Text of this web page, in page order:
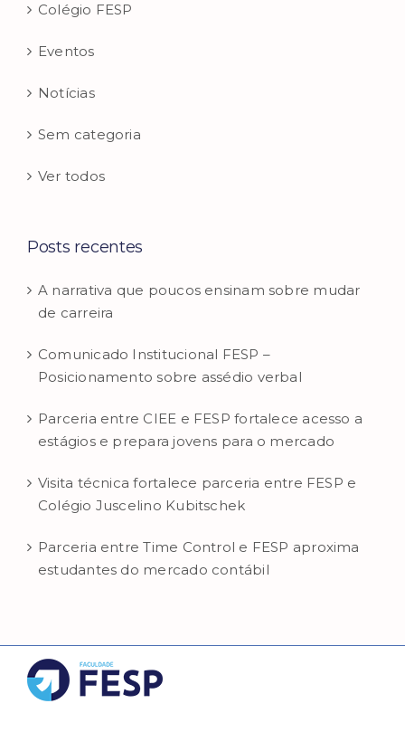
Colégio FESP
Eventos
Notícias
Sem categoria
Ver todos
Posts recentes
A narrativa que poucos ensinam sobre mudar
de carreira
Comunicado Institucional FESP –
Posicionamento sobre assédio verbal
Parceria entre CIEE e FESP fortalece acesso a
estágios e prepara jovens para o mercado
Visita técnica fortalece parceria entre FESP e
Colégio Juscelino Kubitschek
Parceria entre Time Control e FESP aproxima
estudantes do mercado contábil